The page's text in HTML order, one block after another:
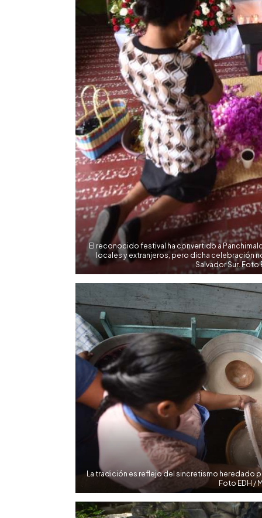
El reconocido festival ha convertido a
locales y extranjeros, pero dicha celebración
Salvador Sur. Foto
La tradición es reflejo del sincretismo heredado
Foto EDH /